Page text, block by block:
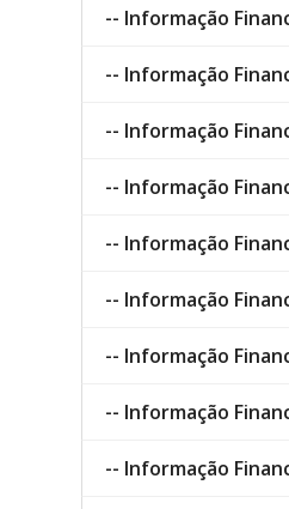
-- Informação
-- Informação
-- Informação
-- Informação
-- Informação
-- Informação
-- Informação
-- Informação
-- Informação